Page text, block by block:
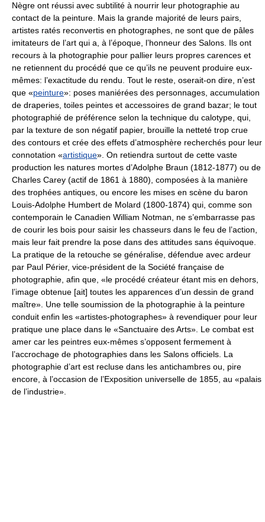
Nègre ont réussi avec subtilité à nourrir leur photographie au
contact de la peinture. Mais la grande majorité de leurs pairs,
artistes ratés reconvertis en photographes, ne sont que de pâles
imitateurs de l’art qui a, à l’époque, l’honneur des Salons. Ils ont
recours à la photographie pour pallier leurs propres carences et
ne retiennent du procédé que ce qu’ils ne peuvent produire eux-
mêmes: l’exactitude du rendu. Tout le reste, oserait-on dire, n’est
que «peinture»: poses maniérées des personnages, accumulation
de draperies, toiles peintes et accessoires de grand bazar; le tout
photographié de préférence selon la technique du calotype, qui,
par la texture de son négatif papier, brouille la netteté trop crue
des contours et crée des effets d’atmosphère recherchés pour leur
connotation «artistique». On retiendra surtout de cette vaste
production les natures mortes d’Adolphe Braun (1812-1877) ou de
Charles Carey (actif de 1861 à 1880), composées à la manière
des trophées antiques, ou encore les mises en scène du baron
Louis-Adolphe Humbert de Molard (1800-1874) qui, comme son
contemporain le Canadien William Notman, ne s’embarrasse pas
de courir les bois pour saisir les chasseurs dans le feu de l’action,
mais leur fait prendre la pose dans des attitudes sans équivoque.
La pratique de la retouche se généralise, défendue avec ardeur
par Paul Périer, vice-président de la Société française de
photographie, afin que, «le procédé créateur étant mis en dehors,
l’image obtenue [ait] toutes les apparences d’un dessin de grand
maître». Une telle soumission de la photographie à la peinture
conduit enfin les «artistes-photographes» à revendiquer pour leur
pratique une place dans le «Sanctuaire des Arts». Le combat est
amer car les peintres eux-mêmes s’opposent fermement à
l’accrochage de photographies dans les Salons officiels. La
photographie d’art est recluse dans les antichambres ou, pire
encore, à l’occasion de l’Exposition universelle de 1855, au «palais
de l’industrie».